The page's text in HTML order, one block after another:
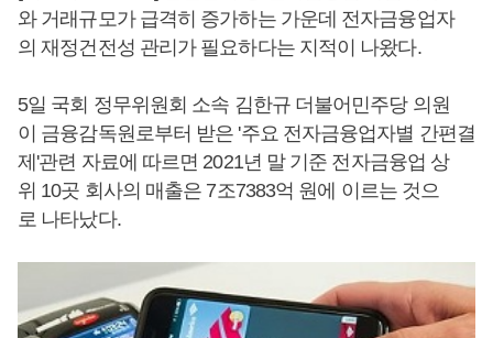
와 거래규모가 급격히 증가하는 가운데 전자금융업자
의 재정건전성 관리가 필요하다는 지적이 나왔다.
5일 국회 정무위원회 소속 김한규 더불어민주당 의원
이 금융감독원로부터 받은 '주요 전자금융업자별 간편결
제'관련 자료에 따르면 2021년 말 기준 전자금융업 상
위 10곳 회사의 매출은 7조7383억 원에 이르는 것으
로 나타났다.